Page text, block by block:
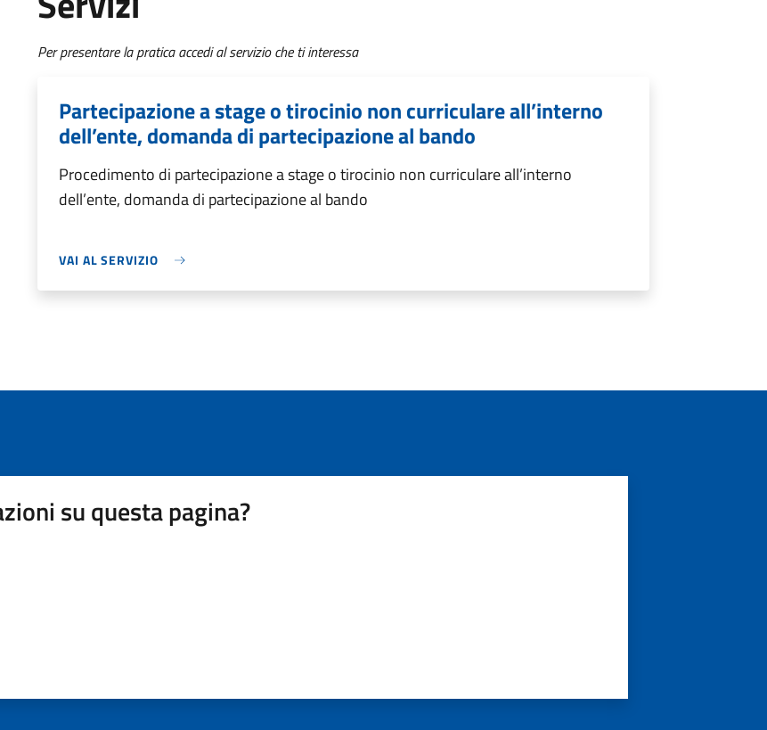
Per presentare la pratica accedi al servizio che ti interessa
Partecipazione a stage o tirocinio non curriculare all’interno
dell’ente, domanda di partecipazione al bando
Procedimento di partecipazione a stage o tirocinio non curriculare all’interno
dell’ente, domanda di partecipazione al bando
VAI AL SERVIZIO
su questa pagina?